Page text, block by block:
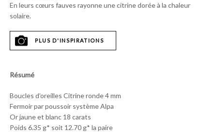
En leurs cœurs fauves rayonne une citrine dorée à la chaleur
solaire.
PLUS D'INSPIRATIONS
Résumé
Boucles d’oreilles Citrine ronde 4 mm
Fermoir par poussoir système Alpa
Or jaune et blanc 18 carats
Poids 6.35 g* soit 12.70 g* la paire